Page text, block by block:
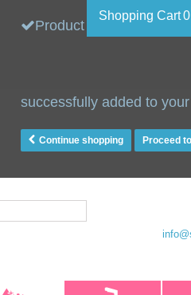
Shopping Cart
Product
successfully added to
Continue shopping Proceed